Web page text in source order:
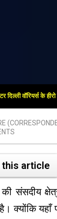
के हीरो मोनू
article
की संसदीय
है। क्योंकि